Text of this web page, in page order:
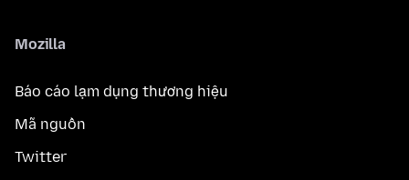
Mozilla
Báo cáo lạm dụng thương hiệu
Mã nguồn
Twitter